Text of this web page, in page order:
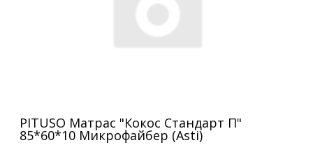
PITUSO Матрас "Кокос Стандарт П"
85*60*10 Микрофайбер (Asti)